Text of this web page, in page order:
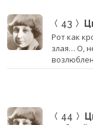
43
Рот как
злая… О,
44